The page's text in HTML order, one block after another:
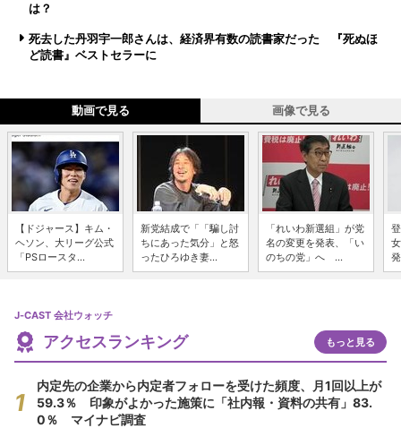
は？
死去した丹羽宇一郎さんは、経済界有数の読書家だった 『死ぬほ
ど読書』ベストセラーに
動画で見る 画像で見る
【ドジャース】キム・
ヘソン、大リーグ公式
「PSロースタ...
新党結成で「「騙し討
ちにあった気分」と怒
ったひろゆき妻...
「れいわ新選組」が党
名の変更を発表、「い
のちの党」へ ...
J-CAST 会社ウォッチ
アクセスランキング もっと見る
内定先の企業から内定者フォローを受けた頻度、月1回以上が
59.3％ 印象がよかった施策に「社内報・資料の共有」83.
0％ マイナビ調査